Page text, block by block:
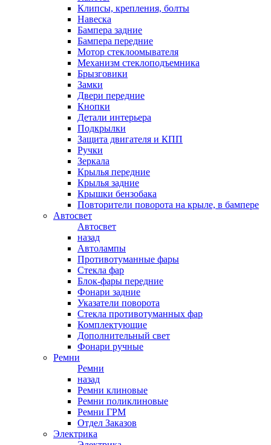
Клипсы, крепления, болты
Навеска
Бампера задние
Бампера передние
Мотор стеклоомывателя
Механизм стеклоподъемника
Брызговики
Замки
Двери передние
Кнопки
Детали интерьера
Подкрылки
Защита двигателя и КПП
Ручки
Зеркала
Крылья передние
Крылья задние
Крышки бензобака
Повторители поворота на крыле, в бампере
Автосвет
Автосвет
назад
Автолампы
Противотуманные фары
Стекла фар
Блок-фары передние
Фонари задние
Указатели поворота
Стекла противотуманных фар
Комплектующие
Дополнительный свет
Фонари ручные
Ремни
Ремни
назад
Ремни клиновые
Ремни поликлиновые
Ремни ГРМ
Отдел Заказов
Электрика